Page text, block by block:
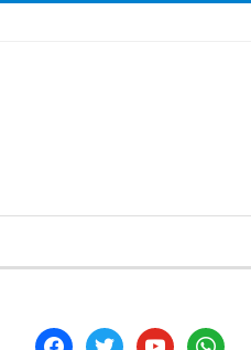
facebooktwitteryoutubewhatsapp